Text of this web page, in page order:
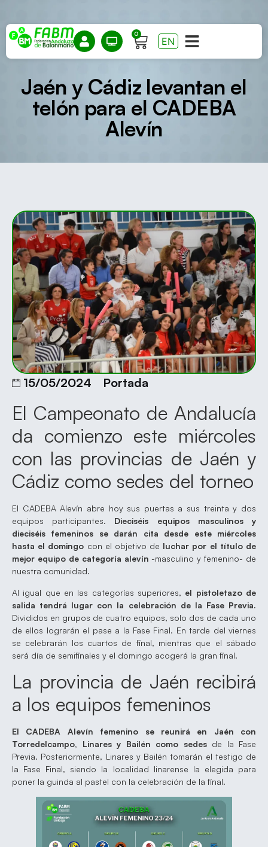
0
EN
Jaén y Cádiz levantan el
telón para el CADEBA
Alevín
15/05/2024 Portada
El Campeonato de Andalucía
da comienzo este miércoles
con las provincias de Jaén y
Cádiz como sedes del torneo
El CADEBA Alevín abre hoy sus puertas a sus treinta y dos
equipos participantes. Dieciséis equipos masculinos y
dieciséis femeninos se darán cita desde este miércoles
hasta el domingo con el objetivo de luchar por el título de
mejor equipo de categoría alevín -masculino y femenino- de
nuestra comunidad.
Al igual que en las categorías superiores, el pistoletazo de
salida tendrá lugar con la celebración de la Fase Previa.
Divididos en grupos de cuatro equipos, solo dos de cada uno
de ellos lograrán el pase a la Fase Final. En tarde del viernes
se celebrarán los cuartos de final, mientras que el sábado
será día de semifinales y el domingo acogerá la gran final.
La provincia de Jaén recibirá
a los equipos femeninos
El CADEBA Alevín femenino se reunirá en Jaén con
Torredelcampo, Linares y Bailén como sedesde la Fase
Previa. Posteriormente, Linares y Bailén tomarán el testigo de
la Fase Final, siendo la localidad linarense la elegida para
poner la guinda al pastel con la celebración de la final.